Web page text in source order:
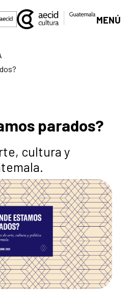
MENÚ
parados?
cultura y